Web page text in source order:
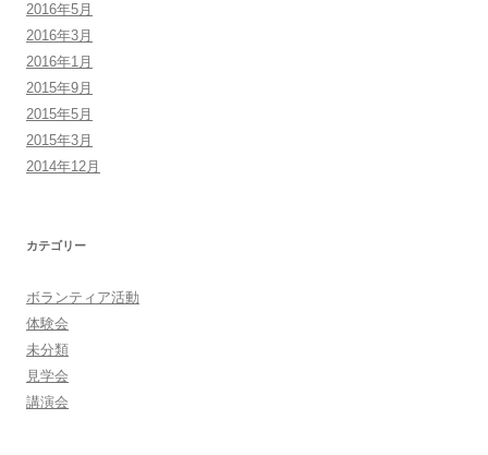
2016年5月
2016年3月
2016年1月
2015年9月
2015年5月
2015年3月
2014年12月
カテゴリー
ボランティア活動
体験会
未分類
見学会
講演会